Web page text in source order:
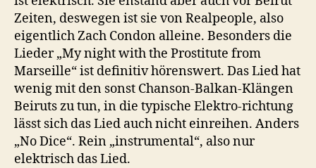
Zeiten, deswegen ist sie von Realpeople, also
eigentlich Zach Condon alleine. Besonders die
Lieder „My night with the Prostitute from
Marseille“ ist definitiv hörenswert. Das Lied hat
wenig mit den sonst Chanson-Balkan-Klängen
Beiruts zu tun, in die typische Elektro-richtung
lässt sich das Lied auch nicht einreihen. Anders
„No Dice“. Rein „instrumental“, also nur
elektrisch das Lied.